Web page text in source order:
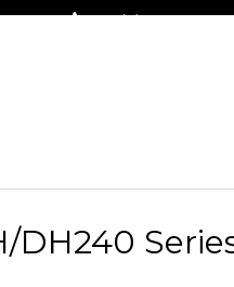
+46 (0)31-27 42 30
DH240